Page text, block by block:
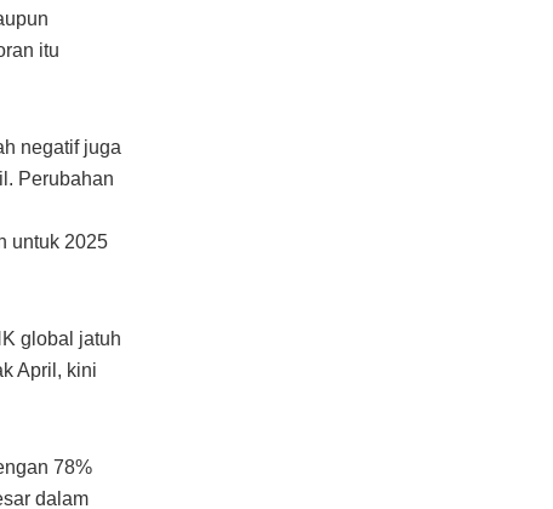
itu
negatif juga
Perubahan
untuk 2025
global jatuh
April, kini
78%
dalam